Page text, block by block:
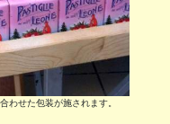
わせた包装が施されます。